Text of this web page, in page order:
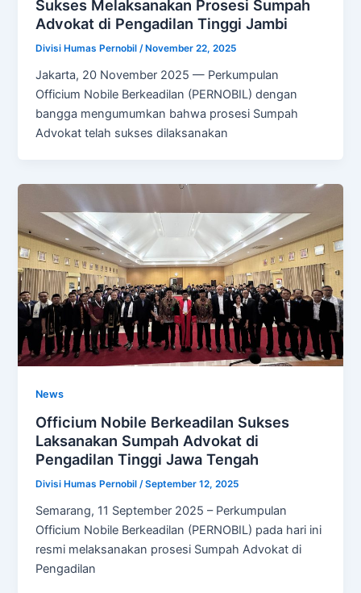
Sukses Melaksanakan Prosesi Sumpah
Advokat di Pengadilan Tinggi Jambi
Divisi Humas Pernobil /November 22, 2025
Jakarta, 20 November 2025 — Perkumpulan
Officium Nobile Berkeadilan (PERNOBIL) dengan
bangga mengumumkan bahwa prosesi Sumpah
Advokat telah sukses dilaksanakan
News
Officium Nobile Berkeadilan Sukses
Laksanakan Sumpah Advokat di
Pengadilan Tinggi Jawa Tengah
Divisi Humas Pernobil/September 12, 2025
Semarang, 11 September 2025 – Perkumpulan
Officium Nobile Berkeadilan (PERNOBIL) pada hari ini
resmi melaksanakan prosesi Sumpah Advokat di
Pengadilan